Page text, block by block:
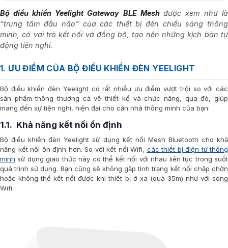
Bộ điều khiển Yeelight Gateway BLE Mesh được xem như là
“trung tâm đầu não” của các thiết bị đèn chiếu sáng thông
minh, có vai trò kết nối và đồng bộ, tạo nên những kịch bản tự
động tiện nghi.
1. ƯU ĐIỂM CỦA BỘ ĐIỀU KHIỂN ĐÈN YEELIGHT
Bộ điều khiển đèn Yeelight có rất nhiều ưu điểm vượt trội so với các
sản phẩm thông thường cả về thiết kế và chức năng, qua đó, giúp
mang đến sự tiện nghi, hiện đại cho căn nhà thông minh của bạn:
1.1. Khả năng kết nối ổn định
Bộ điều khiển đèn Yeelight sử dụng kết nối Mesh Bluetooth cho khả
năng kết nối ổn định hơn. So với kết nối Wifi, các thiết bị điện tử thông
minh sử dụng giao thức này có thể kết nối với nhau liên tục trong suốt
quá trình sử dụng. Bạn cũng sẽ không gặp tình trạng kết nối chập chờn
hoặc không thể kết nối được khi thiết bị ở xa (quá 35m) như với sóng
Wifi.